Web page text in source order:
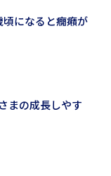
頃になると癇癪が
まの成長しやす